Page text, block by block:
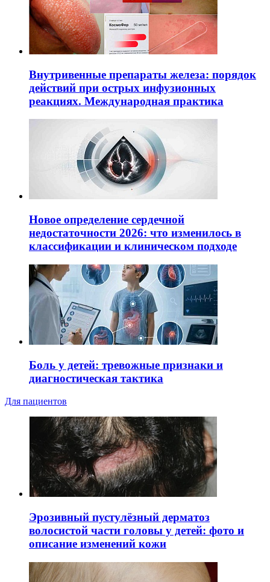
Внутривенные препараты железа: порядок
действий при острых инфузионных
реакциях. Международная практика
Новое определение сердечной
недостаточности 2026: что изменилось в
классификации и клиническом подходе
Боль у детей: тревожные признаки и
диагностическая тактика
Для пациентов
Эрозивный пустулёзный дерматоз
волосистой части головы у детей: фото и
описание изменений кожи